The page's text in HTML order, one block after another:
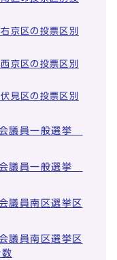
京区の投票区別
京区の投票区別
見区の投票区別
議員一般選挙
議員一般選挙
議員南区選挙区
議員南区選挙区